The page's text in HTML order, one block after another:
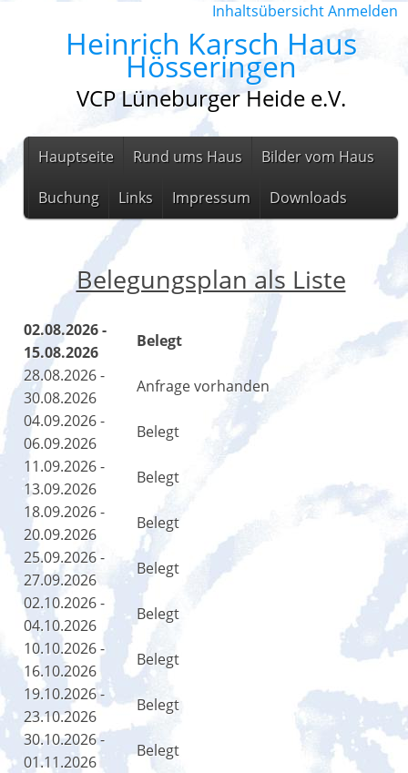
InhaltsübersichtAnmelden
Heinrich Karsch Haus
Hösseringen
VCP Lüneburger Heide e.V.
Hauptseite Rund ums Haus Bilder vom Haus
Buchung Links Impressum Downloads
Belegungsplan als Liste
02.08.2026 -
15.08.2026
Belegt
28.08.2026 -
30.08.2026
Anfrage vorhanden
04.09.2026 -
06.09.2026
Belegt
11.09.2026 -
13.09.2026
Belegt
18.09.2026 -
20.09.2026
Belegt
25.09.2026 -
27.09.2026
Belegt
02.10.2026 -
04.10.2026
Belegt
10.10.2026 -
16.10.2026
Belegt
19.10.2026 -
23.10.2026
Belegt
30.10.2026 -
01.11.2026
Belegt